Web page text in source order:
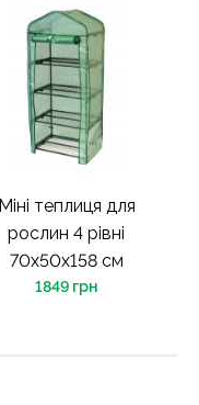
Міні теплиця для
рослин 4 рівні
70х50х158 см
1849 грн